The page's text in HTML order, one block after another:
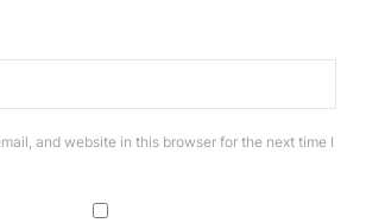
and website in this browser for the next time I